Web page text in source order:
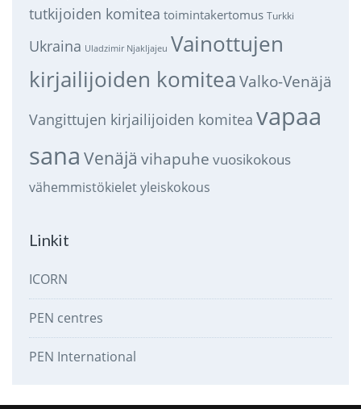
tutkijoiden komitea toimintakertomus Turkki
Ukraina Uladzimir Njakljajeu Vainottujen
kirjailijoiden komitea Valko-Venäjä
Vangittujen kirjailijoiden komitea vapaa
sana Venäjä vihapuhe vuosikokous
vähemmistökieletyleiskokous
Linkit
ICORN
PEN centres
PEN International